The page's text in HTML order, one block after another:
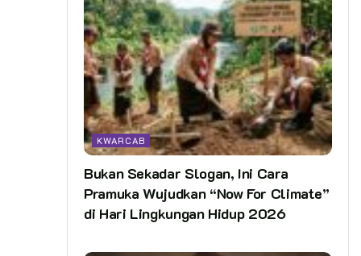
KWARCAB
Bukan Sekadar Slogan, Ini Cara
Pramuka Wujudkan “Now For Climate”
di Hari Lingkungan Hidup 2026